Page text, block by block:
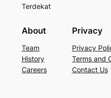
Terdekat
About
Team
History
Careers
Privacy
Privacy
Terms and
Contact Us